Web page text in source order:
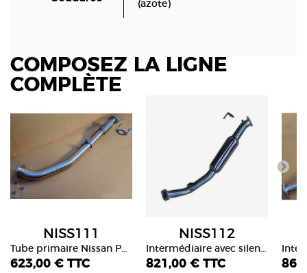
(azote)
COMPOSEZ LA LIGNE
COMPLÈTE
NISS111
Tube primaire Nissan Patrol GR Y60 2.8L TD 1988-1997
623,00 € TTC
NISS112
Intermédiaire avec silencieux Nissan Patrol GR Y60 2.8L TD châssis court 1988-1997.
821,00 € TTC
Intermédiaire